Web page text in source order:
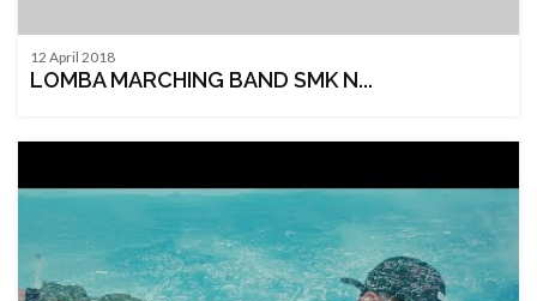
12 April 2018
LOMBA MARCHING BAND SMK N...